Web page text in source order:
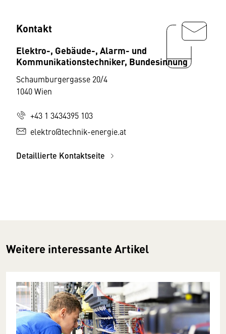
Kontakt
Elektro-, Gebäude-, Alarm- und
Kommunikationstechniker, Bundesinnung
Schaumburgergasse 20/4
1040 Wien
+43 1 3434395 103
elektro@technik-energie.at
Detaillierte Kontaktseite
Weitere interessante Artikel